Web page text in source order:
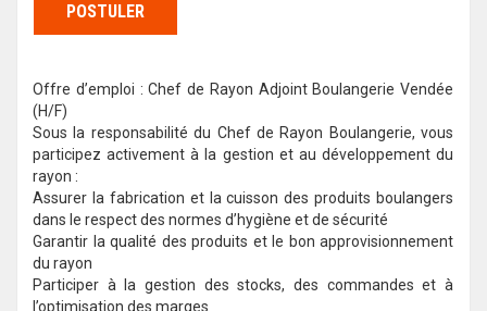
POSTULER
Offre d’emploi : Chef de Rayon Adjoint Boulangerie Vendée
(H/F)
Sous la responsabilité du Chef de Rayon Boulangerie, vous
participez activement à la gestion et au développement du
rayon :
Assurer la fabrication et la cuisson des produits boulangers
dans le respect des normes d’hygiène et de sécurité
Garantir la qualité des produits et le bon approvisionnement
du rayon
Participer à la gestion des stocks, des commandes et à
l’optimisation des marges